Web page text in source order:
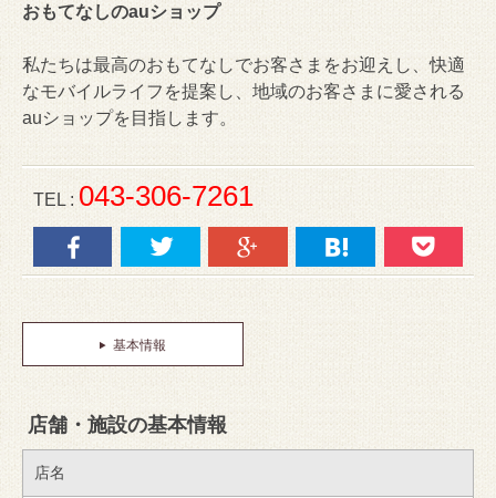
おもてなしのauショップ
私たちは最高のおもてなしでお客さまをお迎えし、快適
なモバイルライフを提案し、地域のお客さまに愛される
auショップを目指します。
TEL : 043-306-7261
基本情報
店舗・施設の基本情報
店名